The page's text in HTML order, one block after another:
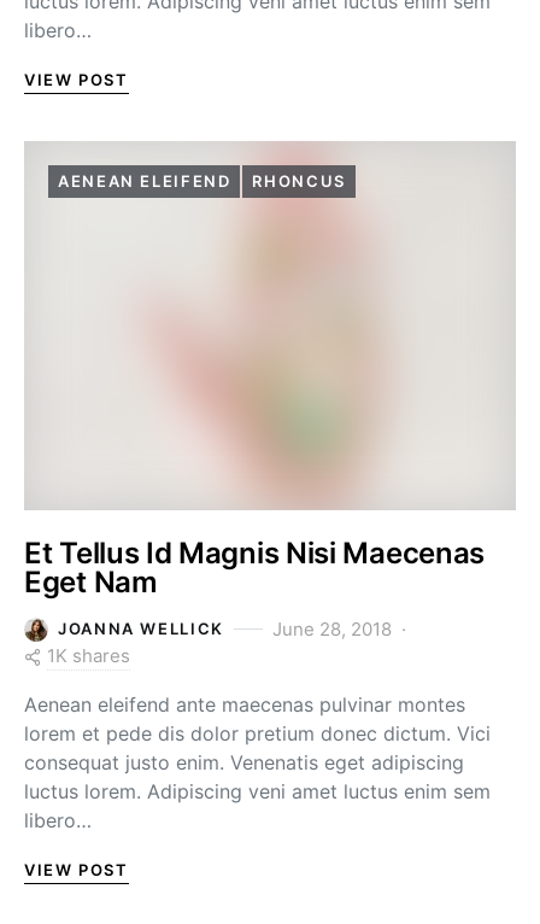
libero…
VIEW POST
AENEAN ELEIFEND RHONCUS
Et Tellus Id Magnis Nisi Maecenas
Eget Nam
JOANNA WELLICK
June 28, 2018
1K shares
Aenean eleifend ante maecenas pulvinar montes
lorem et pede dis dolor pretium donec dictum. Vici
consequat justo enim. Venenatis eget adipiscing
luctus lorem. Adipiscing veni amet luctus enim sem
libero…
VIEW POST